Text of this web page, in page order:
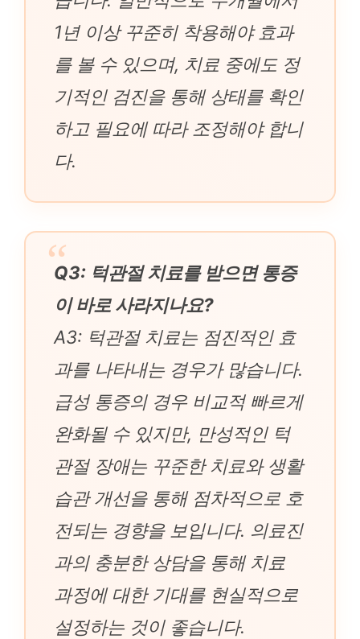
1년 이상 꾸준히 착용해야 효과
를 볼 수 있으며, 치료 중에도 정
기적인 검진을 통해 상태를 확인
하고 필요에 따라 조정해야 합니
다.
Q3: 턱관절 치료를 받으면 통증
이 바로 사라지나요?
A3: 턱관절 치료는 점진적인 효
과를 나타내는 경우가 많습니다.
급성 통증의 경우 비교적 빠르게
완화될 수 있지만, 만성적인 턱
관절 장애는 꾸준한 치료와 생활
습관 개선을 통해 점차적으로 호
전되는 경향을 보입니다. 의료진
과의 충분한 상담을 통해 치료
과정에 대한 기대를 현실적으로
설정하는 것이 좋습니다.